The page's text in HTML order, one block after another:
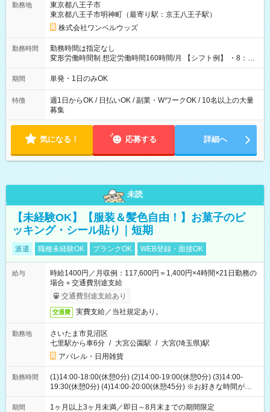
勤務地
東京都八王子市
東京都八王子市明神町（最寄り駅：京王八王子駅）
株式会社ワンベルウッズ
勤務時間
勤務時間は指定なし
変形労働時間制 想定労働時間160時間/月 【シフト例】 ・8：00
～21：00
期間 単発・1日のみOK
特徴
週1日からOK / 日払いOK / 副業・WワークOK / 10名以上の大量
募集
気になる！ 応募する 詳細へ
未読
【未経験OK】【服装＆髪色自由！】お菓子のピ
ッキング・シール貼り｜短期
派遣 職種未経験OK ブランクOK WEB登録・面接OK
給与
時給1400円／月収例：117,600円＝1,400円×4時間×21日勤務の
場合＋交通費別途支給
交通費別途支給あり
交通費 実費支給／当社規定あり。
勤務地
さいたま市見沼区
七里駅から車6分 / 大宮公園駅 / 大宮(埼玉県)駅
アパレル・日用雑貨
勤務時間
(1)14:00-18:00(休憩0分) (2)14:00-19:00(休憩0分) (3)14:00-
19:30(休憩0分) (4)14:00-20:00(休憩45分) ※お好きな時間が選べ
ます
期間 1ヶ月以上3ヶ月未満／即日～8月末までの期間限定